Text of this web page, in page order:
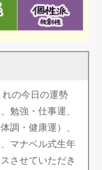
の今日の運勢
勉強・仕事運、
調・健康運）、
マナベル式生年
させていただき